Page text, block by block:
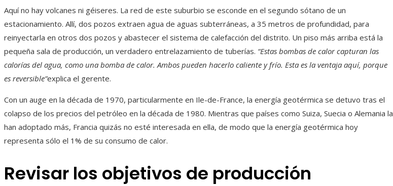
Aquí no hay volcanes ni géiseres. La red de este suburbio se esconde en el segundo sótano de un
estacionamiento. Allí, dos pozos extraen agua de aguas subterráneas, a 35 metros de profundidad, para
reinyectarla en otros dos pozos y abastecer el sistema de calefacción del distrito. Un piso más arriba está la
pequeña sala de producción, un verdadero entrelazamiento de tuberías. “Estas bombas de calor capturan las
calorías del agua, como una bomba de calor. Ambos pueden hacerlo caliente y frío. Esta es la ventaja aquí, porque
es reversible”explica el gerente.
Con un auge en la década de 1970, particularmente en Ile-de-France, la energía geotérmica se detuvo tras el
colapso de los precios del petróleo en la década de 1980. Mientras que países como Suiza, Suecia o Alemania la
han adoptado más, Francia quizás no esté interesada en ella, de modo que la energía geotérmica hoy
representa sólo el 1% de su consumo de calor.
Revisar los objetivos de producción